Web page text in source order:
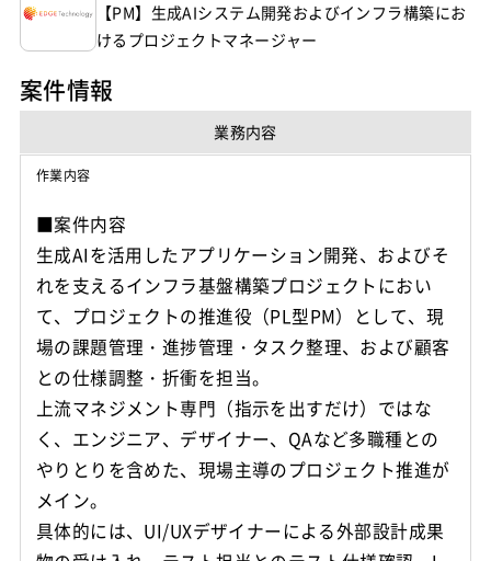
【PM】生成AIシステム開発およびインフラ構築にお
けるプロジェクトマネージャー
案件情報
業務内容
作業内容
■案件内容
生成AIを活用したアプリケーション開発、およびそ
れを支えるインフラ基盤構築プロジェクトにおい
て、プロジェクトの推進役（PL型PM）として、現
場の課題管理・進捗管理・タスク整理、および顧客
との仕様調整・折衝を担当。
上流マネジメント専門（指示を出すだけ）ではな
く、エンジニア、デザイナー、QAなど多職種との
やりとりを含めた、現場主導のプロジェクト推進が
メイン。
具体的には、UI/UXデザイナーによる外部設計成果